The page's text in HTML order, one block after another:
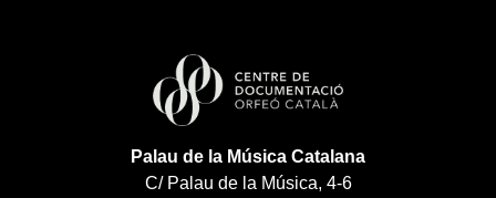
Palau de la Música Catalana
C/ Palau de la Música, 4-6